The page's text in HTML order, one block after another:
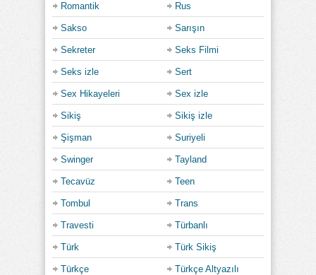
Romantik Rus
Sakso Sarışın
Sekreter Seks Filmi
Seks izle Sert
Sex Hikayeleri Sex izle
Sikiş Sikiş izle
Şişman Suriyeli
Swinger Tayland
Tecavüz Teen
Tombul Trans
Travesti Türbanlı
Türk Türk Sikiş
Türkçe Türkçe Altyazılı